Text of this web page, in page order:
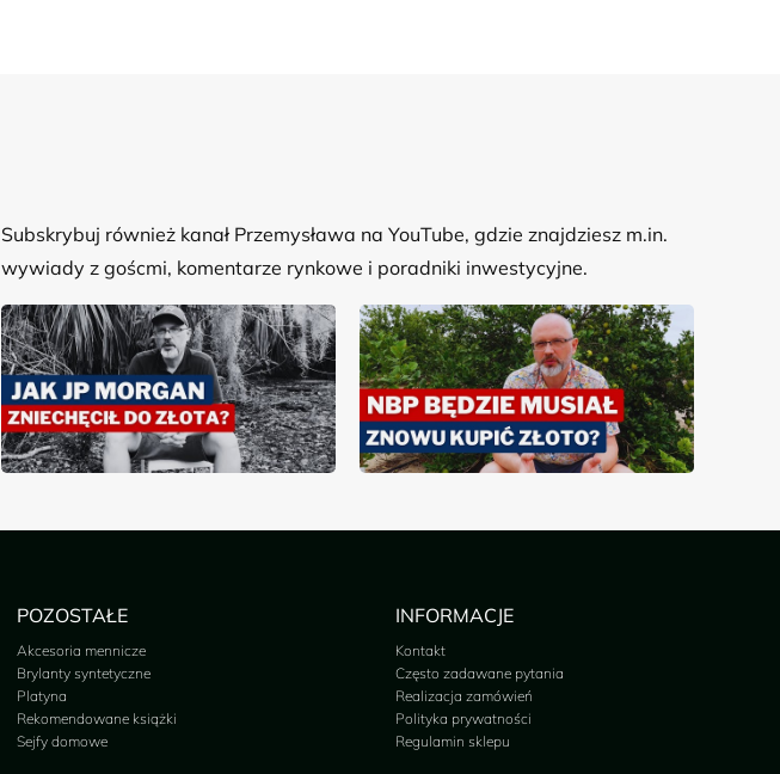
Subskrybuj również kanał Przemysława na YouTube, gdzie znajdziesz m.in.
wywiady z goścmi, komentarze rynkowe i poradniki inwestycyjne.
POZOSTAŁE
Akcesoria mennicze
Brylanty syntetyczne
Platyna
Rekomendowane książki
Sejfy domowe
INFORMACJE
Kontakt
Często zadawane pytania
Realizacja zamówień
Polityka prywatności
Regulamin sklepu